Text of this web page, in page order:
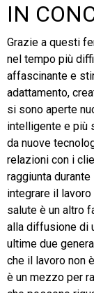
IN
Grazie a questi
nel tempo più
affascinante e
adattamento,
si sono aperte
intelligente e più
da nuove
relazioni con i
raggiunta
integrare il
salute è un altro
alla diffusione di
ultime due
che il lavoro non
è un mezzo per